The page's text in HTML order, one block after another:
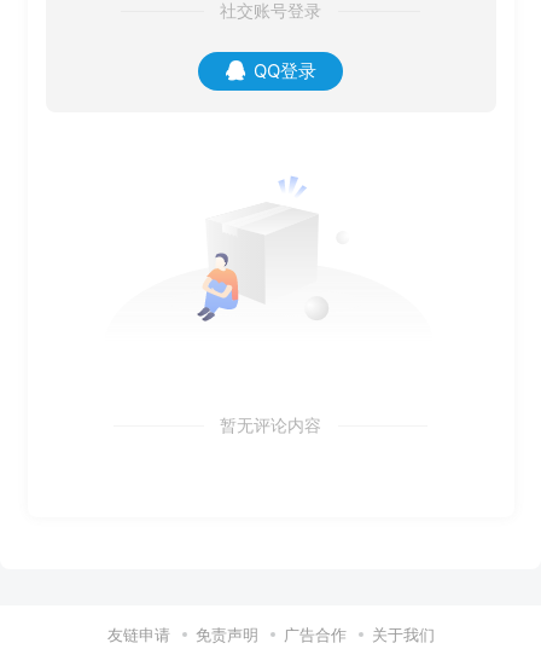
社交账号登录
QQ登录
暂无评论内容
友链申请 免责声明 广告合作 关于我们